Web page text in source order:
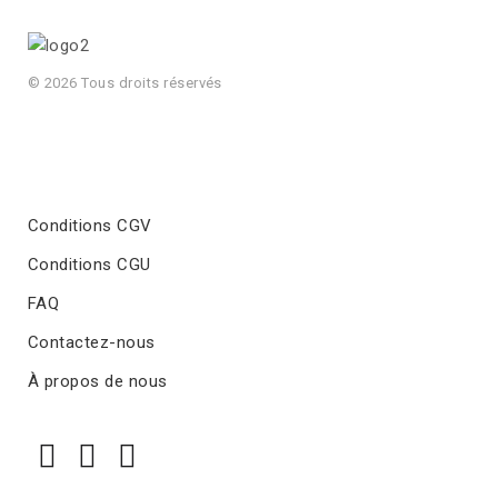
© 2026 Tous droits réservés
Conditions CGV
Conditions CGU
FAQ
Contactez-nous
À propos de nous